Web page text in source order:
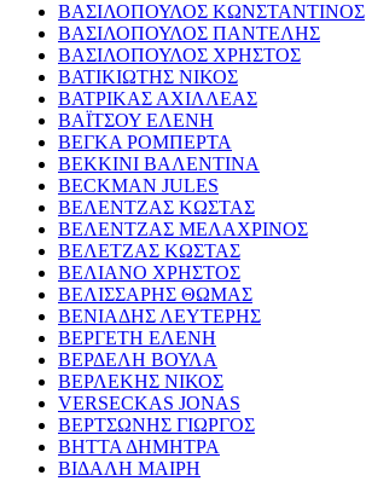
ΒΑΣΙΛΟΠΟΥΛΟΣ ΚΩΝΣΤΑΝΤΙΝΟΣ
ΒΑΣΙΛΟΠΟΥΛΟΣ ΠΑΝΤΕΛΗΣ
ΒΑΣΙΛΟΠΟΥΛΟΣ ΧΡΗΣΤΟΣ
ΒΑΤΙΚΙΩΤΗΣ ΝΙΚΟΣ
ΒΑΤΡΙΚΑΣ ΑΧΙΛΛΕΑΣ
ΒΑΪΤΣΟΥ ΕΛΕΝΗ
ΒΕΓΚΑ ΡΟΜΠΕΡΤΑ
ΒΕΚΚΙΝΙ ΒΑΛΕΝΤΙΝΑ
BECKMAN JULES
ΒΕΛΕΝΤΖΑΣ ΚΩΣΤΑΣ
ΒΕΛΕΝΤΖΑΣ ΜΕΛΑΧΡΙΝΟΣ
ΒΕΛΕΤΖΑΣ ΚΩΣΤΑΣ
ΒΕΛΙΑΝΟ ΧΡΗΣΤΟΣ
ΒΕΛΙΣΣΑΡΗΣ ΘΩΜΑΣ
ΒΕΝΙΑΔΗΣ ΛΕΥΤΕΡΗΣ
ΒΕΡΓΕΤΗ ΕΛΕΝΗ
ΒΕΡΔΕΛΗ ΒΟΥΛΑ
ΒΕΡΛΕΚΗΣ ΝΙΚΟΣ
VERSECKAS JONAS
ΒΕΡΤΣΩΝΗΣ ΓΙΩΡΓΟΣ
ΒΗΤΤΑ ΔΗΜΗΤΡΑ
ΒΙΔΑΛΗ ΜΑΙΡΗ